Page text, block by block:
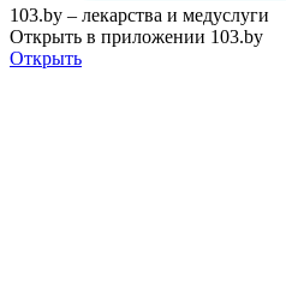
103.by – лекарства и медуслуги
Открыть в приложении 103.by
Открыть